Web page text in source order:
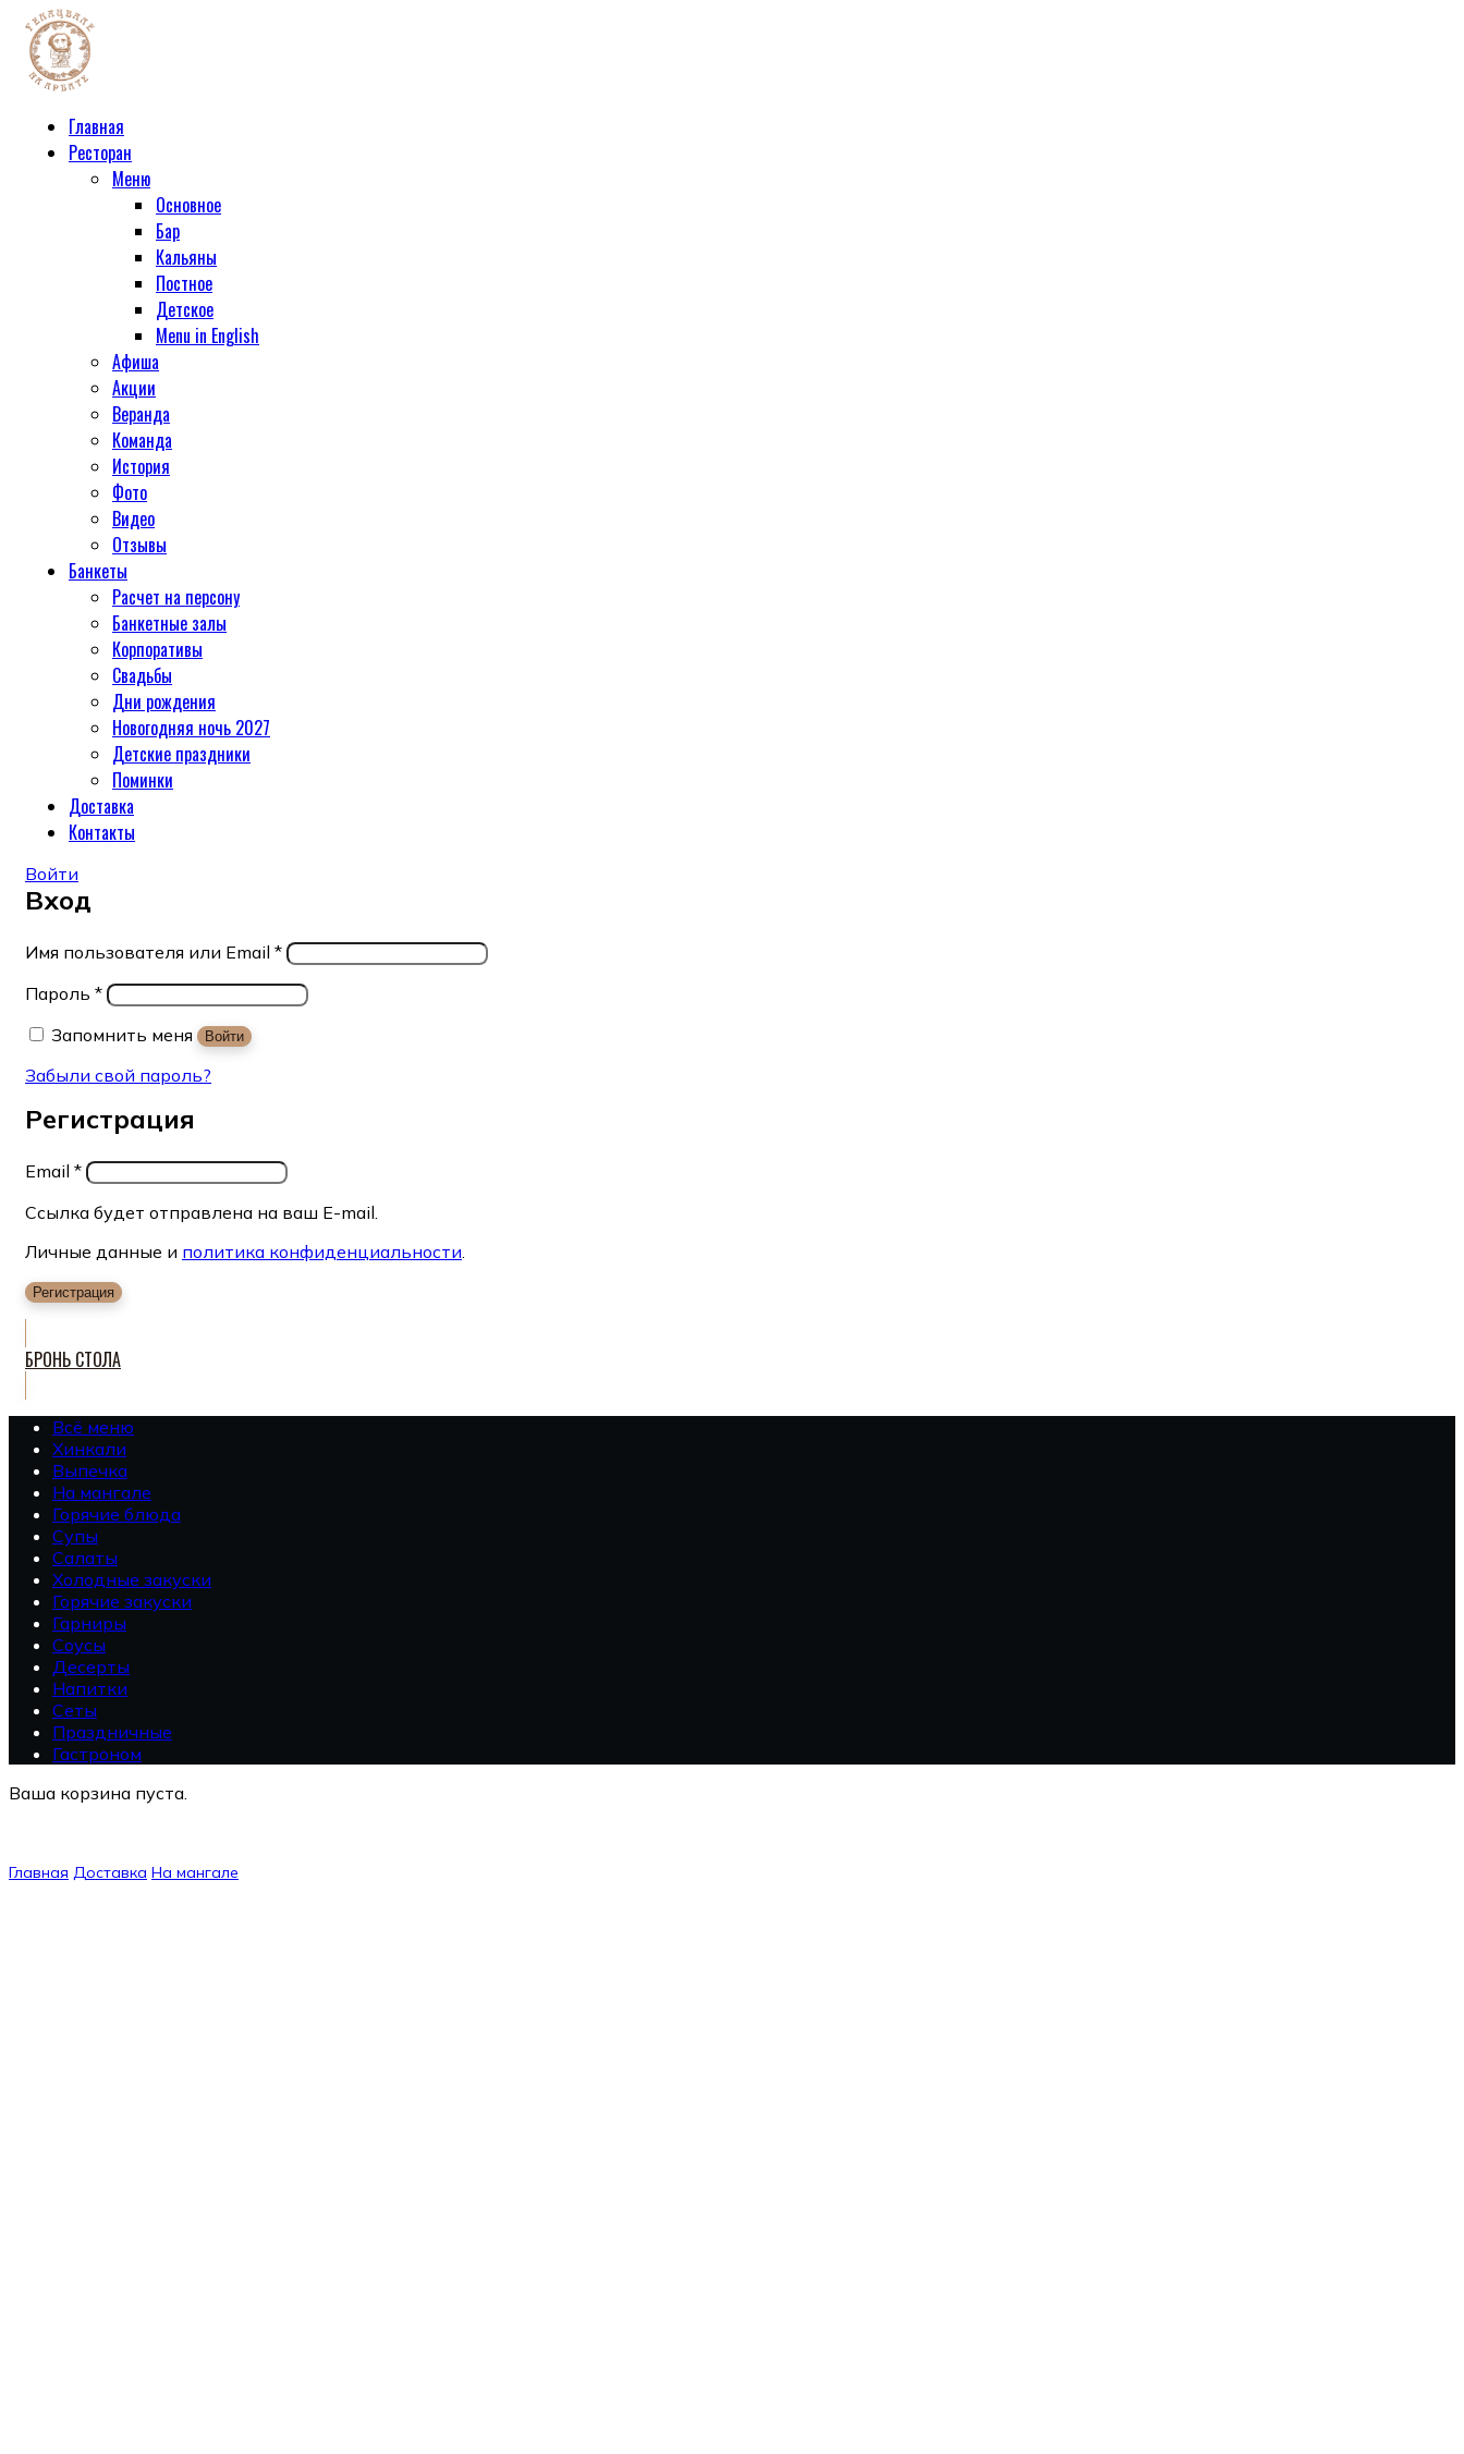
Главная
Ресторан
Меню
Основное
Бар
Кальяны
Постное
Детское
Menu in English
Афиша
Акции
Веранда
Команда
История
Фото
Видео
Отзывы
Банкеты
Расчет на персону
Банкетные залы
Корпоративы
Свадьбы
Дни рождения
Новогодняя ночь 2027
Детские праздники
Поминки
Доставка
Контакты
Войти
Вход
Имя пользователя или Email *
Пароль *
Запомнить меня
Войти
Забыли свой пароль?
Регистрация
Email *
Ссылка будет отправлена на ваш E-mail.
Личные данные и политика конфиденциальности.
Регистрация
БРОНЬ СТОЛА
Всё меню
Хинкали
Выпечка
На мангале
Горячие блюда
Супы
Салаты
Холодные закуски
Горячие закуски
Гарниры
Соусы
Десерты
Напитки
Сеты
Праздничные
Гастроном
Ваша корзина пуста.
Главная Доставка На мангале